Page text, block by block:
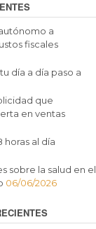
a
fiscales
día a día paso a
que
en ventas
horas al día
sobre la salud en el
06/06/2026